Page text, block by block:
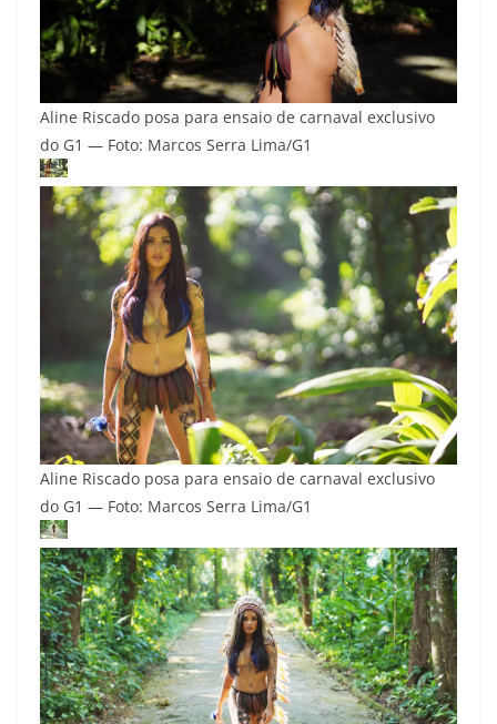
Aline Riscado posa para ensaio de carnaval exclusivo
do G1 — Foto: Marcos Serra Lima/G1
Aline Riscado posa para ensaio de carnaval exclusivo
do G1 — Foto: Marcos Serra Lima/G1